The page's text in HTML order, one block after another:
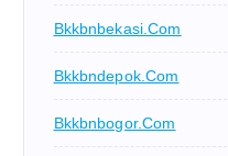
Bkkbnbekasi.com
Bkkbndepok.com
Bkkbnbogor.com